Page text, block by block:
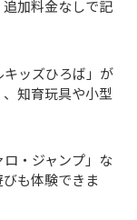
加料金なしで記
ッズひろば」が
知育玩具や小型
・ジャンプ」な
も体験できま